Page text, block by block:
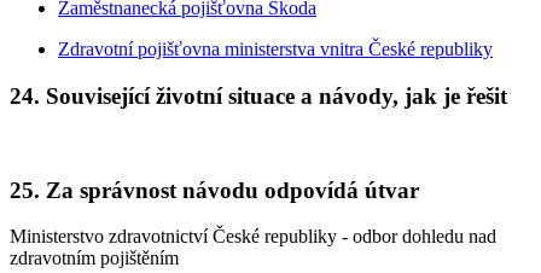
Zaměstnanecká pojišťovna Škoda
Zdravotní pojišťovna ministerstva vnitra České republiky
24. Související životní situace a návody, jak je řešit
25. Za správnost návodu odpovídá útvar
Ministerstvo zdravotnictví České republiky - odbor dohledu nad
zdravotním pojištěním